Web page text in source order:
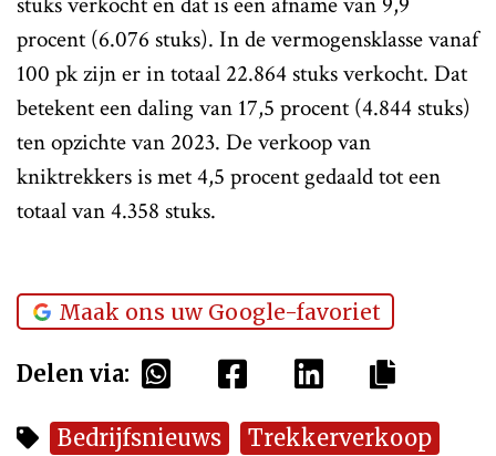
procent (6.076 stuks). In de vermogensklasse vanaf
100 pk zijn er in totaal 22.864 stuks verkocht. Dat
betekent een daling van 17,5 procent (4.844 stuks)
ten opzichte van 2023. De verkoop van
kniktrekkers is met 4,5 procent gedaald tot een
totaal van 4.358 stuks.
Maak ons uw Google-favoriet
Delen via:
Bedrijfsnieuws Trekkerverkoop